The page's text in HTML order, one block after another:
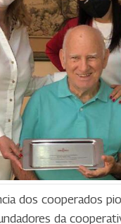
dos cooperados
da